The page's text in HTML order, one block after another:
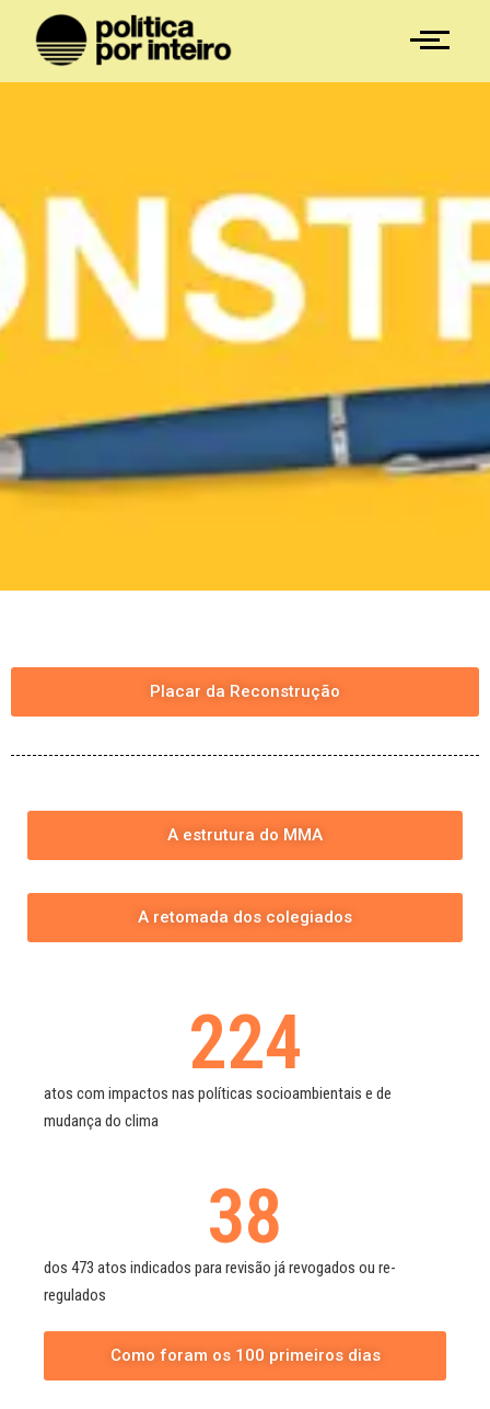
Placar da Reconstrução
A estrutura do MMA
A retomada dos colegiados
atos com impactos nas políticas socioambientais e de
mudança do clima
224
dos 473 atos indicados para revisão já revogados ou re-
regulados
38
Como foram os 100 primeiros dias